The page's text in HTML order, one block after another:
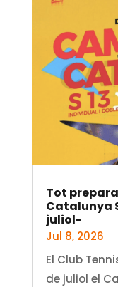
Tot
Catalunya
juliol-
Jul 8, 2026
El Club
de juliol el